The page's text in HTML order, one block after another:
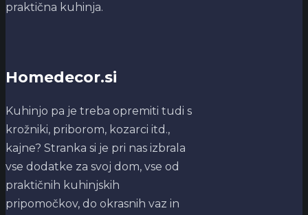
praktična kuhinja.
Homedecor.si
Kuhinjo pa je treba opremiti tudi s
krožniki, priborom, kozarci itd.,
kajne? Stranka si je pri nas izbrala
vse dodatke za svoj dom, vse od
praktičnih kuhinjskih
pripomočkov, do okrasnih vaz in